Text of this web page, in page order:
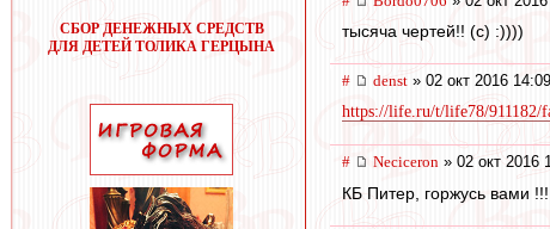
СБОР ДЕНЕЖНЫХ СРЕДСТВ
ДЛЯ ДЕТЕЙ ТОЛИКА ГЕРЦЫНА
тысяча чертей!! (с) :))))
# denst » 02 окт 2016 14:09
https://life.ru/t/life78/911182/
# Neciceron » 02 окт 2016
КБ Питер, горжусь вами